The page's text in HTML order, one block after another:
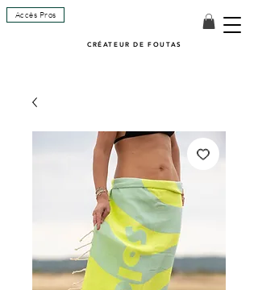
Accès Pros
CRÉATEUR DE FOUTAS